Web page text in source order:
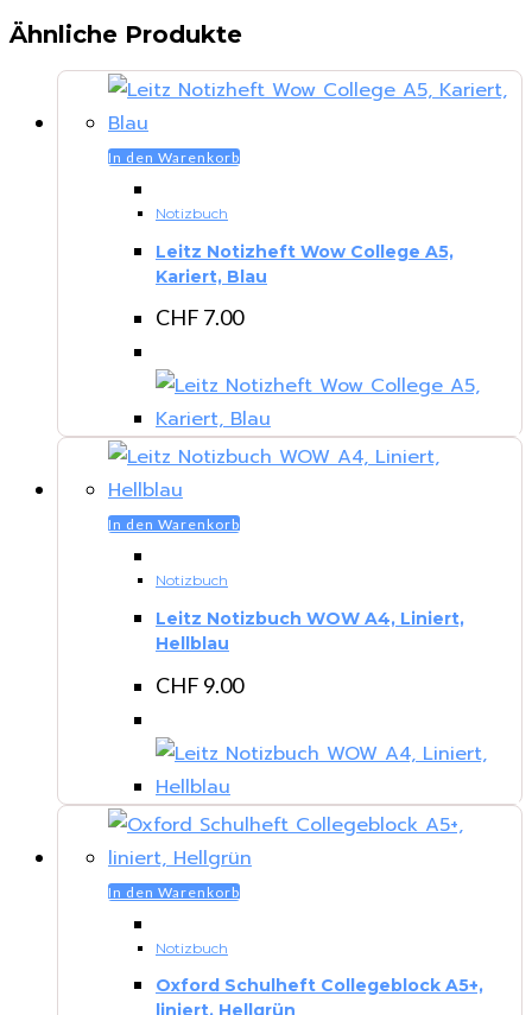
Ähnliche Produkte
In den Warenkorb
Notizbuch
Leitz Notizheft Wow College A5,
Kariert, Blau
CHF 7.00
In den Warenkorb
Notizbuch
Leitz Notizbuch WOW A4, Liniert,
Hellblau
CHF 9.00
In den Warenkorb
Notizbuch
Oxford Schulheft Collegeblock A5+,
liniert, Hellgrün